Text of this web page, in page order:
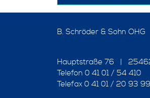
B. Schröder & Sohn OHG
Hauptstraße 76 |
Telefon 0 41 01 / 54 410
Telefax 0 41 01 / 20 93 99